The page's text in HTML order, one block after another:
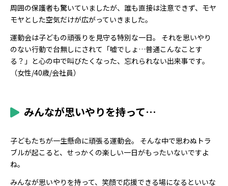
周囲の保護者も驚いていましたが、誰も直接は注意できず、モヤ
モヤとした空気だけが広がっていきました。
運動会は子どもの頑張りを見守る特別な一日。 それを思いやり
のない行動で台無しにされて「嘘でしょ…普通こんなことす
る？」と心の中で叫びたくなった、忘れられない出来事です。
（女性/40歳/会社員）
みんなが思いやりを持って…
子どもたちが一生懸命に頑張る運動会。 そんな中で思わぬトラ
ブルが起こると、せっかくの楽しい一日がもったいないですよ
ね。
みんなが思いやりを持って、笑顔で応援できる場になるといいな